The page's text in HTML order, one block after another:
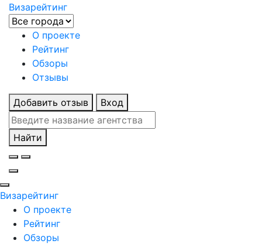
Визарейтинг
О проекте
Рейтинг
Обзоры
Отзывы
Добавить отзыв Вход
Найти
Визарейтинг
О проекте
Рейтинг
Обзоры